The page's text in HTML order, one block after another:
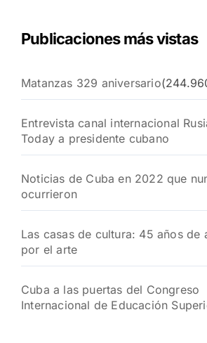
Publicaciones más vistas
Matanzas 329 aniversario
Entrevista canal internacional
Today a presidente cubano
Noticias de Cuba en 2022 que
ocurrieron
Las casas de cultura: 45 años de
por el arte
Cuba a las puertas del Congreso
Internacional de Educación